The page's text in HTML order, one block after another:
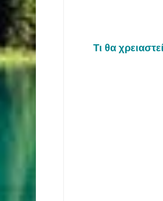
Τι θα